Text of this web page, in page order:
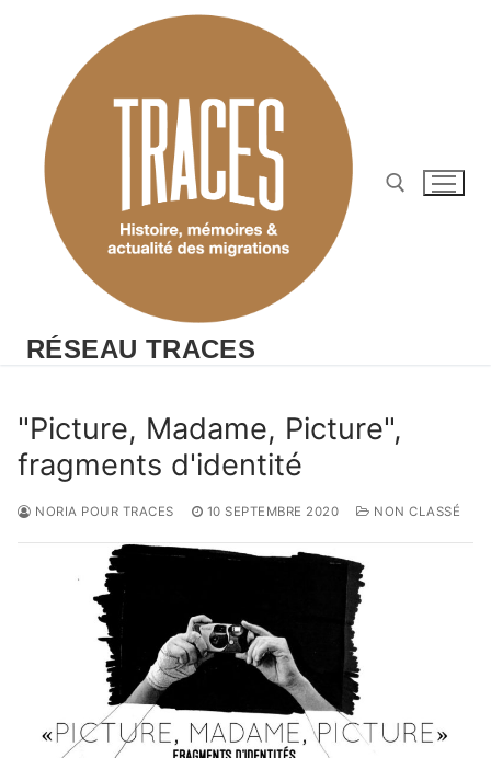
RÉSEAU TRACES
"Picture, Madame, Picture",
fragments d'identité
NORIA POUR TRACES 10 SEPTEMBRE 2020 NON CLASSÉ